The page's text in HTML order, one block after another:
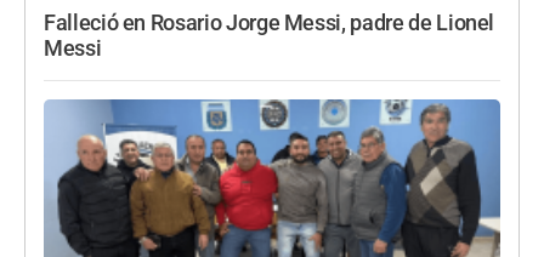
Falleció en Rosario Jorge Messi, padre de Lionel
Messi